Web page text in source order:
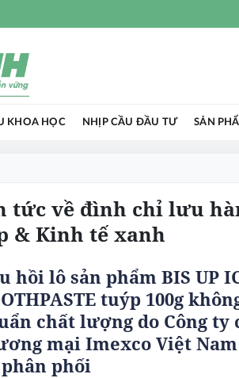
KHOA HỌC NHỊP CẦU ĐẦU TƯ SẢN
tức về đình chỉ lưu
& Kinh tế xanh
hồi lô sản phẩm BIS UP
tuýp 100g
chất lượng do Công ty
mại Imexco Việt
phối